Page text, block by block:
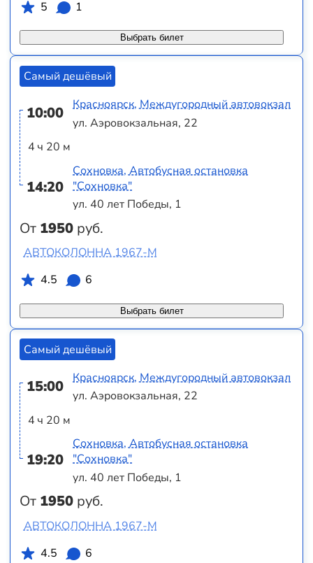
Выбрать билет
5 1
Самый дешёвый
10:00
4 ч 20 м
14:20
От 1950 руб.
Красноярск, Междугородный автовокзал
ул. Аэровокзальная, 22
Сохновка, Автобусная остановка
"Сохновка"
ул. 40 лет Победы, 1
Выбрать билет
АВТОКОЛОННА 1967-М
4.5
6
Самый дешёвый
15:00
4 ч 20 м
19:20
От 1950 руб.
Красноярск, Междугородный автовокзал
ул. Аэровокзальная, 22
Сохновка, Автобусная остановка
"Сохновка"
ул. 40 лет Победы, 1
АВТОКОЛОННА 1967-М
4.5
6